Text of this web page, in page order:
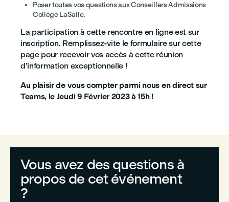
Poser toutes vos questions aux Conseillers Admissions
Collège LaSalle.
La participation à cette rencontre en ligne est sur
inscription. Remplissez-vite le formulaire sur cette
page pour recevoir vos accès à cette réunion
d’information exceptionnelle !
Au plaisir de vous compter parmi nous en direct sur
Teams, le Jeudi 9 Février 2023 à 15h !
Vous avez des questions à
propos de cet événement
?